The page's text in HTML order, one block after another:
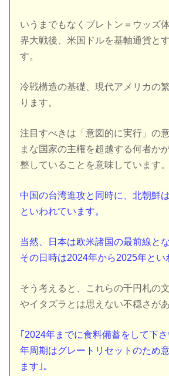
いうまでもなくブレトン＝ウッズ
界大戦後、米国ドルを基軸通貨と
す。
冷戦構造の基礎、現代アメリカの
ります。
注目すべきは「意図的に実行」の
まな国家の主権を超越する何者か
整していることを意味しています。
中国の台湾進攻と同時に、北朝鮮
といわれています。
当然、日本は欧米諸国の最前線と
その日時は2024年から2025年とい
そう考えると、これらの千円札の
やイタズラとは思えない不穏さがあ
｢2024年までに食料備蓄をして下
年周期はグレートリセットのため
ます｣。